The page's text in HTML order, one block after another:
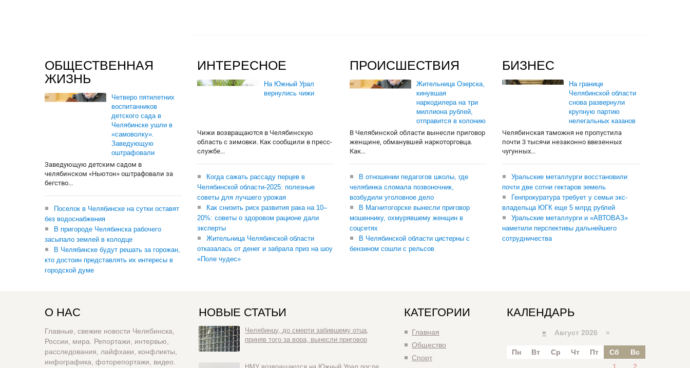
ОБЩЕСТВЕННАЯ
ЖИЗНЬ
Четверо пятилетних
воспитанников
детского сада в
Челябинске ушли в
«самоволку».
Заведующую
оштрафовали
Заведующую детским садом в
челябинском «Ньютон» оштрафовали за
бегство...
Поселок в Челябинске на сутки оставят
без водоснабжения
В пригороде Челябинска рабочего
засыпало землей в колодце
В Челябинске будут решать за горожан,
кто достоин представлять их интересы в
городской думе
ИНТЕРЕСНОЕ
На Южный Урал
вернулись чижи
Чижи возвращаются в Челябинскую
область с зимовки. Как сообщили в пресс-
службе...
Когда сажать рассаду перцев в
Челябинской области-2025: полезные
советы для лучшего урожая
Как снизить риск развития рака на 10–
20%: советы о здоровом рационе дали
эксперты
Жительница Челябинской области
отказалась от денег и забрала приз на шоу
«Поле чудес»
ПРОИСШЕСТВИЯ
Жительница Озерска,
кинувшая
наркодилера на три
миллиона рублей,
отправится в колонию
В Челябинской области вынесли приговор
женщине, обманувшей наркоторговца.
Как...
В отношении педагогов школы, где
челябинка сломала позвоночник,
возбудили уголовное дело
В Магнитогорске вынесли приговор
мошеннику, охмурявшему женщин в
соцсетях
В Челябинской области цистерны с
бензином сошли с рельсов
БИЗНЕС
На границе
Челябинской области
снова развернули
крупную партию
нелегальных казанов
Челябинская таможня не пропустила
почти 3 тысячи незаконно ввезенных
чугунных...
Уральские металлурги восстановили
почти две сотни гектаров земель
Генпрокуратура требует у семьи экс-
владельца ЮГК еще 5 млрд рублей
Уральские металлурги и «АВТОВАЗ»
наметили перспективы дальнейшего
сотрудничества
О НАС
Главные, свежие новости Челябинска,
России, мира. Репортажи, интервью,
расследования, лайфхаки, конфликты,
инфографика, фоторепортажи, видео.
НОВЫЕ СТАТЬИ
Челябинцу, до смерти забившему отца,
приняв того за вора, вынесли приговор
НМУ возвращаются на Южный Урал после
КАТЕГОРИИ
Главная
Общество
Спорт
КАЛЕНДАРЬ
« Август 2026 »
Пн Вт Ср Чт Пт Сб
Вс
1
2